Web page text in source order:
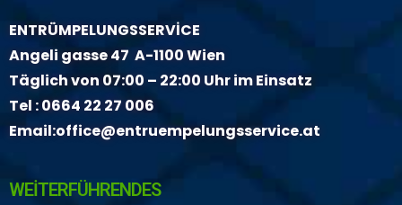
ENTRÜMPELUNGSSERVİCE
Angeli gasse 47 A-1100 Wien
Täglich von 07:00 – 22:00 Uhr im Einsatz
Tel :0664 22 27 006
Email:office@entruempelungsservice.at
WEİTERFÜHRENDES